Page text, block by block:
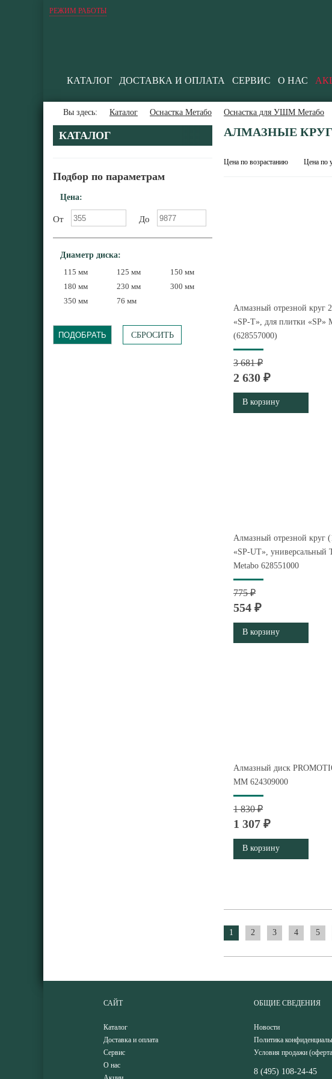
РЕЖИМ РАБОТЫ
КАТАЛОГ ДОСТАВКА И ОПЛАТА СЕРВИС О НАС
Вы здесь: Каталог Оснастка Метабо Оснастка для УШМ Метабо
КАТАЛОГ
Подбор по параметрам
Цена:
От До
Диаметр диска:
115 мм
125 мм
150 мм
180 мм
230 мм
300 мм
350 мм
76 мм
СБРОСИТЬ
АЛМАЗНЫЕ
Цена по возрастанию Цена по
Алмазный отрезной круг
«SP-T», для плитки «SP»
(628557000)
3 681 ₽
2 630 ₽
В корзину
Алмазный отрезной круг
«SP-UT», универсальный
Metabo 628551000
775 ₽
554 ₽
В корзину
Алмазный диск
ММ 624309000
1 830 ₽
1 307 ₽
В корзину
1 2 3 4 5
САЙТ
Каталог
Доставка и оплата
Сервис
О нас
ОБЩИЕ СВЕДЕНИЯ
Новости
Политика
Условия продажи
8 (495) 108-24-45